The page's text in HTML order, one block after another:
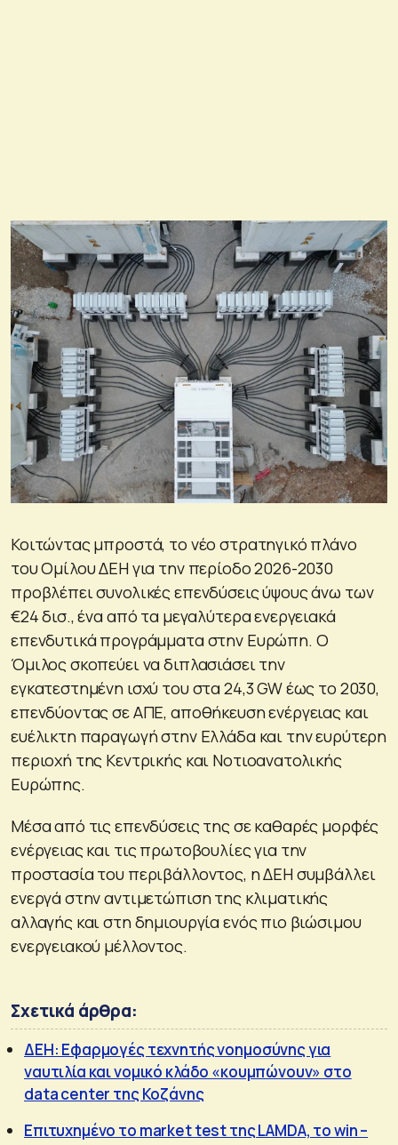
Κοιτώντας μπροστά, το νέο στρατηγικό πλάνο
του Ομίλου ΔΕΗ για την περίοδο 2026-2030
προβλέπει συνολικές επενδύσεις ύψους άνω των
€24 δισ., ένα από τα μεγαλύτερα ενεργειακά
επενδυτικά προγράμματα στην Ευρώπη. Ο
Όμιλος σκοπεύει να διπλασιάσει την
εγκατεστημένη ισχύ του στα 24,3 GW έως το 2030,
επενδύοντας σε ΑΠΕ, αποθήκευση ενέργειας και
ευέλικτη παραγωγή στην Ελλάδα και την ευρύτερη
περιοχή της Κεντρικής και Νοτιοανατολικής
Ευρώπης.
Μέσα από τις επενδύσεις της σε καθαρές μορφές
ενέργειας και τις πρωτοβουλίες για την
προστασία του περιβάλλοντος, η ΔΕΗ συμβάλλει
ενεργά στην αντιμετώπιση της κλιματικής
αλλαγής και στη δημιουργία ενός πιο βιώσιμου
ενεργειακού μέλλοντος.
Σχετικά άρθρα:
ΔΕΗ: Εφαρμογές τεχνητής νοημοσύνης για
ναυτιλία και νομικό κλάδο «κουμπώνουν» στο
data center της Κοζάνης
Επιτυχημένο το market test της LAMDA, το win –